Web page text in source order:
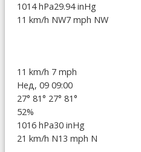
1014 hPa29.94 inHg
11 km/h NW7 mph NW
11 km/h 7 mph
Нед, 09 09:00
27° 81° 27° 81°
52%
1016 hPa30 inHg
21 km/h N13 mph N